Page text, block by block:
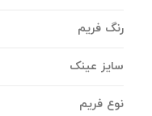
رنگ فریم
سایز عینک
نوع فریم